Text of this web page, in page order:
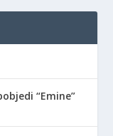
“Emine”